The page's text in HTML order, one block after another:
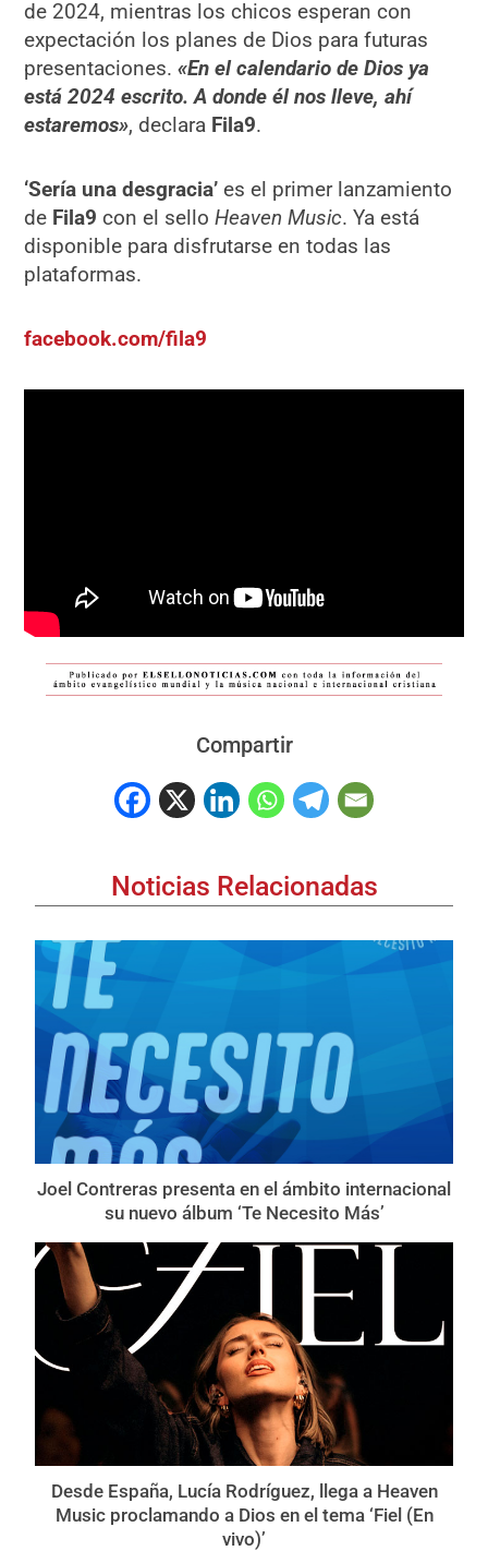
de 2024, mientras los chicos esperan con
expectación los planes de Dios para futuras
presentaciones.«En el calendario de Dios ya
está 2024 escrito. A donde él nos lleve, ahí
estaremos», declara Fila9.
‘Sería una desgracia’ es el primer lanzamiento
de Fila9 con el selloHeaven Music. Ya está
disponible para disfrutarse en todas las
plataformas.
facebook.com/fila9
Compartir
Noticias Relacionadas
Joel Contreras presenta en el ámbito internacional
su nuevo álbum ‘Te Necesito Más’
Desde España, Lucía Rodríguez, llega a Heaven
Music proclamando a Dios en el tema ‘Fiel (En
vivo)’